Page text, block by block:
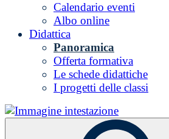
Calendario eventi
Albo online
Didattica
Panoramica
Offerta formativa
Le schede didattiche
I progetti delle classi